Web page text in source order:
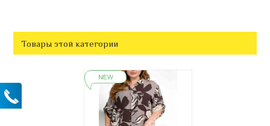
Товары этой категории